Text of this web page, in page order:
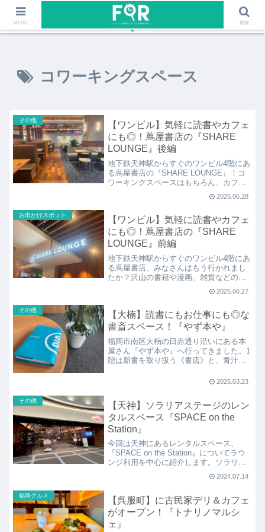
ファッションや福岡のワクワクする情報を発信！！
コワーキングスペース
その他
【ワンビル】気軽に読書やカフェ
にも◎！蔦屋書店の『SHARE
LOUNGE』後編
地下鉄天神駅からすぐのワンビル4階にあ
る蔦屋書店の『SHARE LOUNGE』！コ
ワーキングスペースはもちろん、カフェ
スポットですが、後編ではフリーにいた
りお伝えします♪
2025.06.28
お出かけスポット
【ワンビル】気軽に読書やカフェ
にも◎！蔦屋書店の『SHARE
LOUNGE』前編
地下鉄天神駅からすぐのワンビル4階にあ
る蔦屋書店、みなさんはもう行かれまし
たか？沢山の書籍や漫画、雑貨などの他
『SHARE LOUNGE』！コワーキングス
できるとってもお役立ちなスポットを紹
介します！
2025.06.27
その他
【大楠】読書にもお仕事にも◎な
書斎スペース！『やず本や』
福岡市南区大楠の日赤通り沿いにある本
屋さん『やず本や』へ行ってきました。1
階は新書を取り扱う《書店》と、青汁〜
ウトカフェ》でもあり、2階と3階は読書
2025.03.23
その他
【天神】ソラリアステージのレン
タルスペース『SPACE on the
Station』
今回は天神にあるレンタルスペース、
『SPACE on the Station』についてラウ
ンジ利用を中心に紹介します。ソラリア
ステージ6階にあるレンタルスペースで個
室での会議室利用はもちろん、個人でラ
としてもオススメの場所です。
2024.07.14
福岡グルメ
【呉服町】に古民家デリ＆カフェ
がオープン！『トナリノマルシ
ェ』
MENU 検索